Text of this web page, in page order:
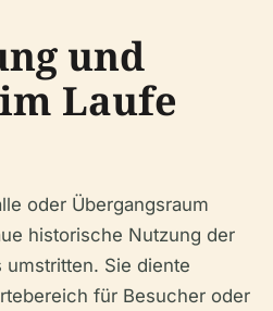
und
Laufe
oder Übergangsraum
historische Nutzung der
umstritten. Sie diente
für Besucher oder